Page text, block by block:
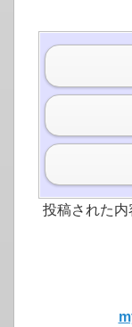
投稿された